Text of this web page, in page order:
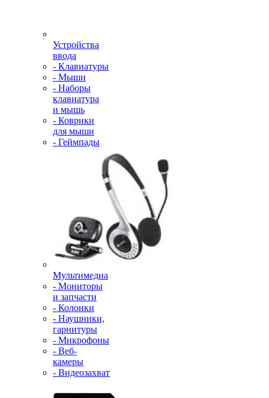
Устройства
ввода
- Клавиатуры
- Мыши
- Наборы
клавиатура
и мышь
- Коврики
для мыши
- Геймпады
Мультимедиа
- Мониторы
и запчасти
- Колонки
- Наушники,
гарнитуры
- Микрофоны
- Веб-
камеры
- Видеозахват